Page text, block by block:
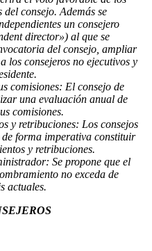
consejo. Además se
un consejero
director») al que se
del consejo, ampliar
los consejeros no ejecutivos y
comisiones: El consejo de
una evaluación anual de
comisiones.
y retribuciones: Los consejos
forma imperativa constituir
y retribuciones.
Se propone que el
no exceda de
actuales.